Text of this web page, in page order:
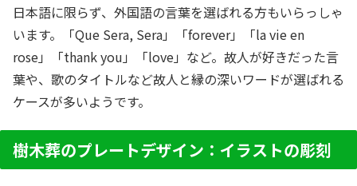
日本語に限らず、外国語の言葉を選ばれる方もいらっしゃ
います。「Que Sera, Sera」「forever」「la vie en
rose」「thank you」「love」など。故人が好きだった言
葉や、歌のタイトルなど故人と縁の深いワードが選ばれる
ケースが多いようです。
樹木葬のプレートデザイン：イラストの彫刻